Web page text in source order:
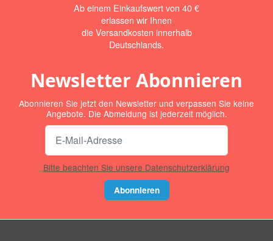
Ab einem Einkaufswert von 40 €
erlassen wir Ihnen
die Versandkosten innerhalb
Deutschlands.
Newsletter Abonnieren
Abonnieren Sie jetzt den Newsletter und verpassen Sie keine
Angebote. Die Abmeldung ist jederzeit möglich.
Bitte beachten Sie unsere Datenschutzerklärung
Abonnieren